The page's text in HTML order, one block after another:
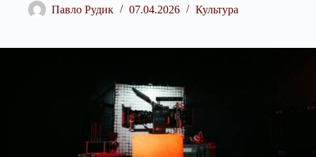
Павло Рудик 07.04.2026 Культура